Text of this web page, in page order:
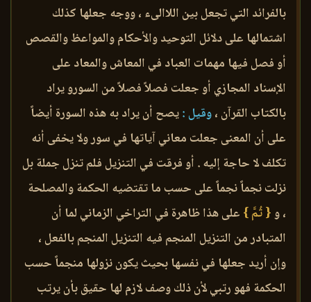
بالفرائد التي تجعل بين اللاالىء ، ووجه جعلها كذلك
اشتمالها على دلائل التوحيد والأحكام والمواعظ والقصص
أو فصل فيها مهمات العباد في المعاش والمعاد على
الإسناد المجازي أو جعلت فصلاً فصلاً من السورو يراد
بالكتاب القرآن ،وقيل :يصح أن يراد به هذه السورة أيضاً
على أن المعنى جعلت معاني آياتها في سور ولا يخفى أنه
تكلف لا حاجة إليه . أو فرقت في التنزيل فلم تنزل جملة بل
نزلت نجماً نجماً على حسب ما تقتضيه الحكمة والمصلحة
، و{ ثُمَّ } على هذا ظاهرة في التراخي الزماني لما أن
المتبادر من التنزيل المنجم فيه التنزيل المنجم بالفعل ،
وإن أريد جعلها في نفسها بحيث يكون نزولها منجماً حسب
الحكمة فهو رتبي لأن ذلك وصف لازم لها حقيق بأن يرتب